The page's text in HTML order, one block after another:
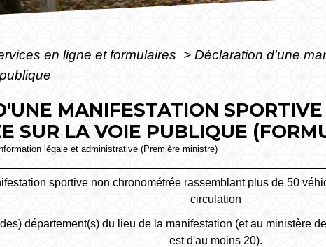
en ligne et formulaires > Déclaration d'une
MANIFESTATION
SUR LA VOIE PUBLIQUE
légale et administrative (Première ministre)
sportive non chronométrée rassemblant plus de 50
circulation
département(s) du lieu de la manifestation (et au ministère
est d'au moins 20).